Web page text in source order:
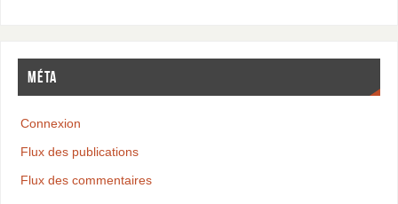
MÉTA
Connexion
Flux des publications
Flux des commentaires